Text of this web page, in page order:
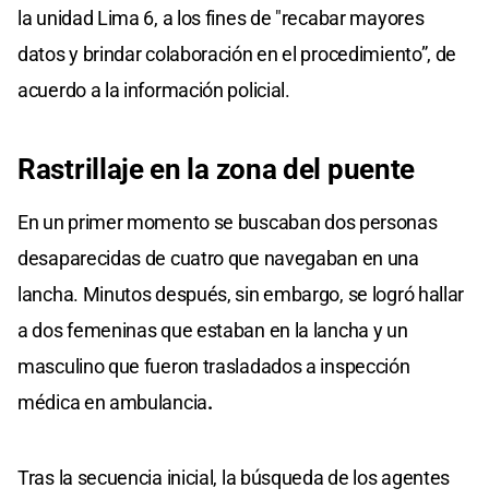
la unidad Lima 6, a los fines de "recabar mayores
datos y brindar colaboración en el procedimiento”, de
acuerdo a la información policial.
Rastrillaje en la zona del puente
En un primer momento se buscaban dos personas
desaparecidas de cuatro que navegaban en una
lancha. Minutos después, sin embargo, se logró hallar
a dos femeninas que estaban en la lancha y un
masculino que fueron trasladados a inspección
médica en ambulancia.
Tras la secuencia inicial, la búsqueda de los agentes